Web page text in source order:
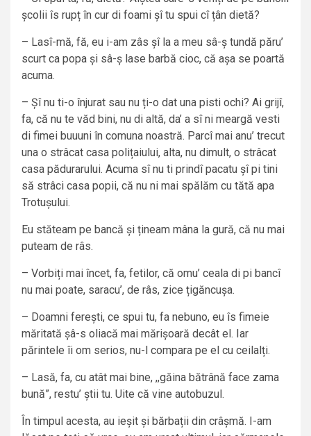
școlii îs rupț în cur di foami șî tu spui cî țân dietă?
– Lasî-mă, fă, eu i-am zâs șî la a meu sâ-ș tundă păru’
scurt ca popa și sâ-ș lase barbă cioc, că așa se poartă
acuma.
– Șî nu ti-o înjurat sau nu ți-o dat una pisti ochi? Ai grijî,
fa, că nu te văd bini, nu di altă, da’ a sî ni meargă vesti
di fimei buuuni în comuna noastră. Parcî mai anu’ trecut
una o strâcat casa polițaiului, alta, nu dimult, o strâcat
casa pădurarului. Acuma sî nu ti prindî pacatu șî pi tini
să strâci casa popii, că nu ni mai spălăm cu tătă apa
Trotușului.
Eu stăteam pe bancă și țineam mâna la gură, că nu mai
puteam de râs.
– Vorbiți mai încet, fa, fetilor, că omu’ ceala di pi bancî
nu mai poate, saracu’, de râs, zice țigăncușa.
– Doamni ferești, ce spui tu, fa nebuno, eu îs fimeie
măritată șâ-s oliacă mai mărișoară decât el. Iar
părintele îi om serios, nu-l compara pe el cu ceilalți.
– Lasă, fa, cu atât mai bine, ,,găina bătrână face zama
bună”, restu’ știi tu. Uite că vine autobuzul.
În timpul acesta, au ieșit și bărbații din crâșmă. I-am